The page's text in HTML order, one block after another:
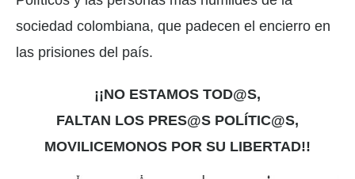
sociedad colombiana, que padecen el encierro en
las prisiones del país.
¡¡NO ESTAMOS TOD@S,
FALTAN LOS PRES@S POLÍTIC@S,
MOVILICEMONOS POR SU LIBERTAD!!